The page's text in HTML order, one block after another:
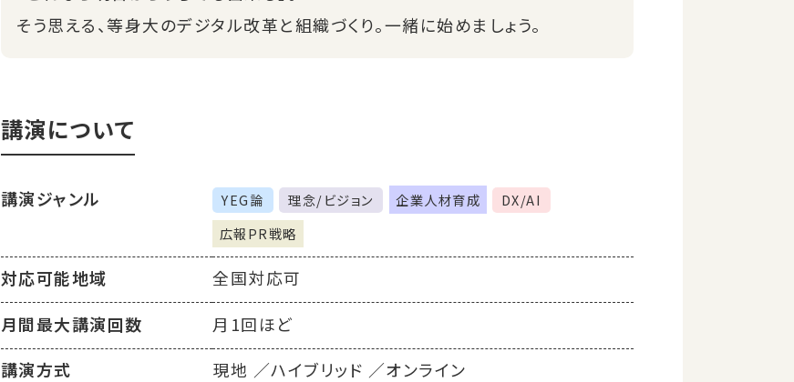
そう思える、等身大のデジタル改革と組織づくり。一緒に始めましょう。
講演について
講演ジャンル YEG論 理念/ビジョン 企業人材育成
DX/AI
広報PR戦略
対応可能地域
全国対応可
月間最大講演回数
月1回ほど
講演方式
現地 ハイブリッド
オンライン